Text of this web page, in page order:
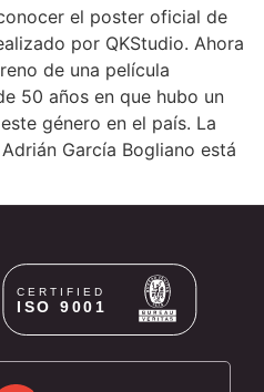
el poster oficial de
por QKStudio. Ahora
de una película
50 años en que hubo un
género en el país. La
García Bogliano está